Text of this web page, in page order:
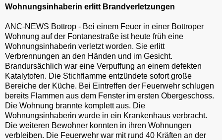
Wohnungsinhaberin erlitt Brandverletzungen
ANC-NEWS Bottrop - Bei einem Feuer in einer Bottroper
Wohnung auf der Fontanestraße ist heute früh eine
Wohnungsinhaberin verletzt worden. Sie erlitt
Verbrennungen an den Händen und im Gesicht.
Brandursächlich war eine Verpuffung an einem defekten
Katalytofen. Die Stichflamme entzündete sofort große
Bereiche der Küche. Bei Eintreffen der Feuerwehr schlugen
bereits Flammen aus dem Fenster im ersten Obergeschoss.
Die Wohnung brannte komplett aus. Die
Wohnungsinhaberin wurde in ein Krankenhaus verbracht.
Die weiteren Bewohner konnten in ihren Wohnungen
verbleiben. Die Feuerwehr war mit rund 40 Kräften an der